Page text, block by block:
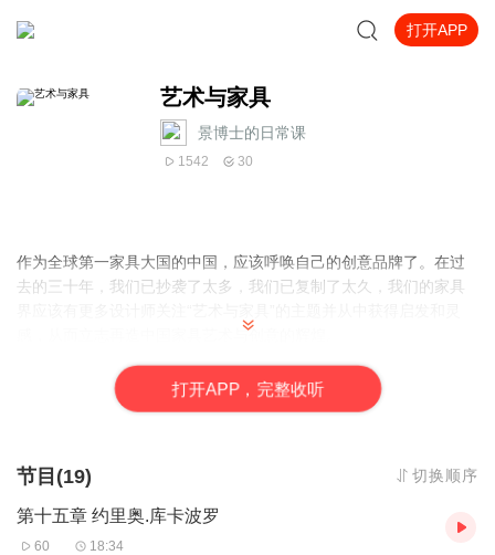
打开APP
艺术与家具
景博士的日常课
1542 30
作为全球第一家具大国的中国，应该呼唤自己的创意品牌了。在过
去的三十年，我们已抄袭了太多，我们已复制了太久，我们的家具
感，从而立志再造中国家具艺术与创意的辉煌。
打开APP，完整收听
节目(19) 切换顺序
第十五章 约里奥.库卡波罗
60 18:34